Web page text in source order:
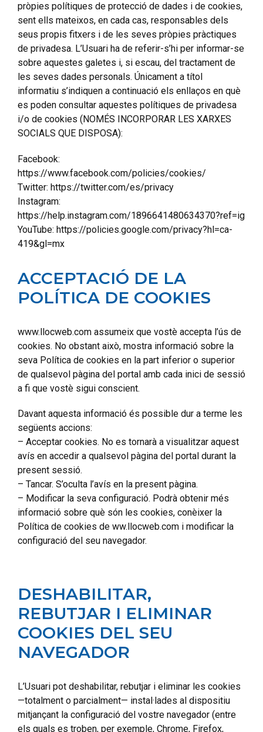
pròpies polítiques de protecció de dades i de cookies,
sent ells mateixos, en cada cas, responsables dels
seus propis fitxers i de les seves pròpies pràctiques
de privadesa. L’Usuari ha de referir-s’hi per informar-se
sobre aquestes galetes i, si escau, del tractament de
les seves dades personals. Únicament a títol
informatiu s’indiquen a continuació els enllaços en què
es poden consultar aquestes polítiques de privadesa
i/o de cookies (NOMÉS INCORPORAR LES XARXES
SOCIALS QUE DISPOSA):
Facebook:
https://www.facebook.com/policies/cookies/
Twitter: https://twitter.com/es/privacy
Instagram:
https://help.instagram.com/1896641480634370?ref=ig
YouTube: https://policies.google.com/privacy?hl=ca-
419&gl=mx
ACCEPTACIÓ DE LA
POLÍTICA DE COOKIES
www.llocweb.com assumeix que vostè accepta l’ús de
cookies. No obstant això, mostra informació sobre la
seva Política de cookies en la part inferior o superior
de qualsevol pàgina del portal amb cada inici de sessió
a fi que vostè sigui conscient.
Davant aquesta informació és possible dur a terme les
següents accions:
– Acceptar cookies. No es tornarà a visualitzar aquest
avís en accedir a qualsevol pàgina del portal durant la
present sessió.
– Tancar. S’oculta l’avís en la present pàgina.
– Modificar la seva configuració. Podrà obtenir més
informació sobre què són les cookies, conèixer la
Política de cookies de ww.llocweb.com i modificar la
configuració del seu navegador.
DESHABILITAR,
REBUTJAR I ELIMINAR
COOKIES DEL SEU
NAVEGADOR
L’Usuari pot deshabilitar, rebutjar i eliminar les cookies
—totalment o parcialment— instal·lades al dispositiu
mitjançant la configuració del vostre navegador (entre
els quals es troben, per exemple, Chrome, Firefox,